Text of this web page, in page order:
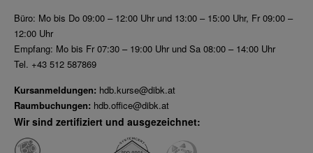
Büro: Mo bis Do 09:00 – 12:00 Uhr und 13:00 – 15:00 Uhr, Fr 09:00 –
12:00 Uhr
Empfang: Mo bis Fr 07:30 – 19:00 Uhr und Sa 08:00 – 14:00 Uhr
Tel. +43 512 587869
Kursanmeldungen: hdb.kurse@dibk.at
Raumbuchungen: hdb.office@dibk.at
Wir sind zertifiziert und ausgezeichnet: